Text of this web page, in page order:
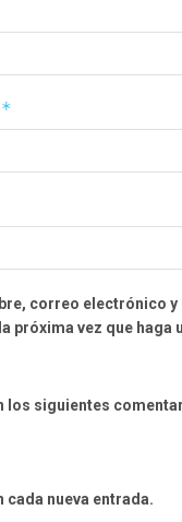
*
correo electrónico y
próxima vez que haga
los siguientes
cada nueva entrada.